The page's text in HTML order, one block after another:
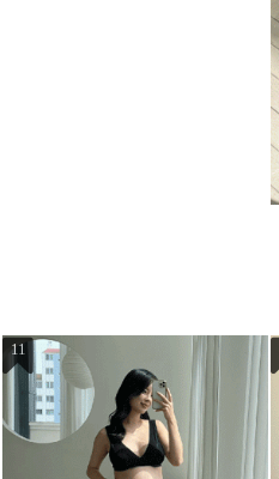
11